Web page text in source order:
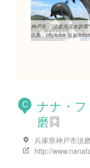
出典：city.kobe.lg.jp/information/press/2015/03/
C
ナナ・
磨
兵庫県神戸市須
http://